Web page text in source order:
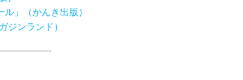
」（かんき出版）
ジンランド）